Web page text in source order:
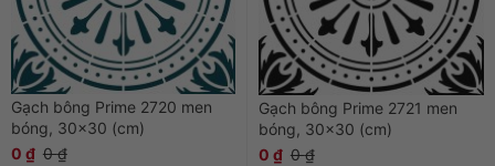
Gạch bông Prime 2720 men
bóng, 30×30 (cm)
0 ₫ 0₫
Gạch bông Prime 2721 men
bóng, 30×30 (cm)
0 ₫ 0₫